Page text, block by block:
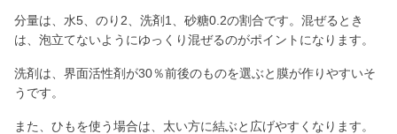
分量は、水5、のり2、洗剤1、砂糖0.2の割合です。混ぜるとき
は、泡立てないようにゆっくり混ぜるのがポイントになります。
洗剤は、界面活性剤が30％前後のものを選ぶと膜が作りやすいそ
うです。
また、ひもを使う場合は、太い方に結ぶと広げやすくなります。